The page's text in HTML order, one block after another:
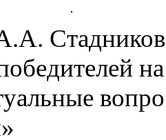
Стадников